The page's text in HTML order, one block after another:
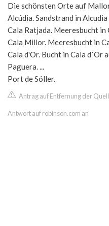
Die schönsten Orte auf
Alcúdia. Sandstrand in
Cala Ratjada. Meeresbucht in
Cala Millor. Meeresbucht in
Cala d'Or. Bucht in Cala d´Or
Paguera. ...
Port de Sóller.
Antrag auf Entfernung der
Antwort auf robinson.com an